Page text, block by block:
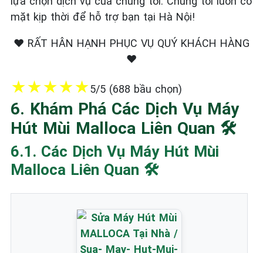
mặt kịp thời để hỗ trợ bạn tại Hà Nội!
❤️ RẤT HÂN HẠNH PHỤC VỤ QUÝ KHÁCH HÀNG
❤️
★★★★★5/5 (688 bầu chọn)
6. Khám Phá Các Dịch Vụ Máy
Hút Mùi Malloca Liên Quan 🛠️
6.1. Các Dịch Vụ Máy Hút Mùi
Malloca Liên Quan 🛠️